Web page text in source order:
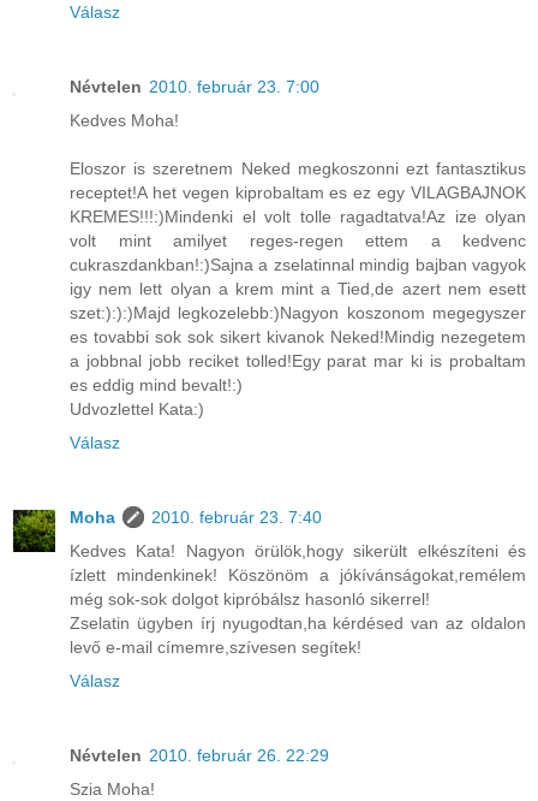
Válasz
Névtelen 2010. február 23. 7:00
Kedves Moha!
Eloszor is szeretnem Neked megkoszonni ezt fantasztikus
receptet!A het vegen kiprobaltam es ez egy VILAGBAJNOK
KREMES!!!:)Mindenki el volt tolle ragadtatva!Az ize olyan
volt mint amilyet reges-regen ettem a kedvenc
cukraszdankban!:)Sajna a zselatinnal mindig bajban vagyok
igy nem lett olyan a krem mint a Tied,de azert nem esett
szet:):):)Majd legkozelebb:)Nagyon koszonom megegyszer
es tovabbi sok sok sikert kivanok Neked!Mindig nezegetem
a jobbnal jobb reciket tolled!Egy parat mar ki is probaltam
es eddig mind bevalt!:)
Udvozlettel Kata:)
Válasz
Moha
2010. február 23. 7:40
Kedves Kata! Nagyon örülök,hogy sikerült elkészíteni és
ízlett mindenkinek! Köszönöm a jókívánságokat,remélem
még sok-sok dolgot kipróbálsz hasonló sikerrel!
Zselatin ügyben írj nyugodtan,ha kérdésed van az oldalon
levő e-mail címemre,szívesen segítek!
Válasz
Névtelen 2010. február 26. 22:29
Szia Moha!